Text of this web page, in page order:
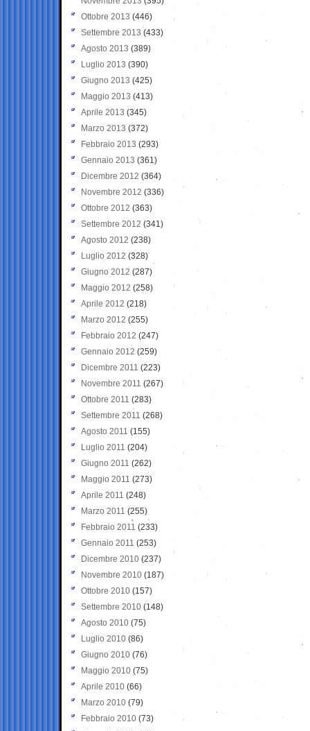
Ottobre 2013 (446)
Settembre 2013 (433)
Agosto 2013 (389)
Luglio 2013 (390)
Giugno 2013 (425)
Maggio 2013 (413)
Aprile 2013 (345)
Marzo 2013 (372)
Febbraio 2013 (293)
Gennaio 2013 (361)
Dicembre 2012 (364)
Novembre 2012 (336)
Ottobre 2012 (363)
Settembre 2012 (341)
Agosto 2012 (238)
Luglio 2012 (328)
Giugno 2012 (287)
Maggio 2012 (258)
Aprile 2012 (218)
Marzo 2012 (255)
Febbraio 2012 (247)
Gennaio 2012 (259)
Dicembre 2011 (223)
Novembre 2011 (267)
Ottobre 2011 (283)
Settembre 2011 (268)
Agosto 2011 (155)
Luglio 2011 (204)
Giugno 2011 (262)
Maggio 2011 (273)
Aprile 2011 (248)
Marzo 2011 (255)
Febbraio 2011 (233)
Gennaio 2011 (253)
Dicembre 2010 (237)
Novembre 2010 (187)
Ottobre 2010 (157)
Settembre 2010 (148)
Agosto 2010 (75)
Luglio 2010 (86)
Giugno 2010 (76)
Maggio 2010 (75)
Aprile 2010 (66)
Marzo 2010 (79)
Febbraio 2010 (73)